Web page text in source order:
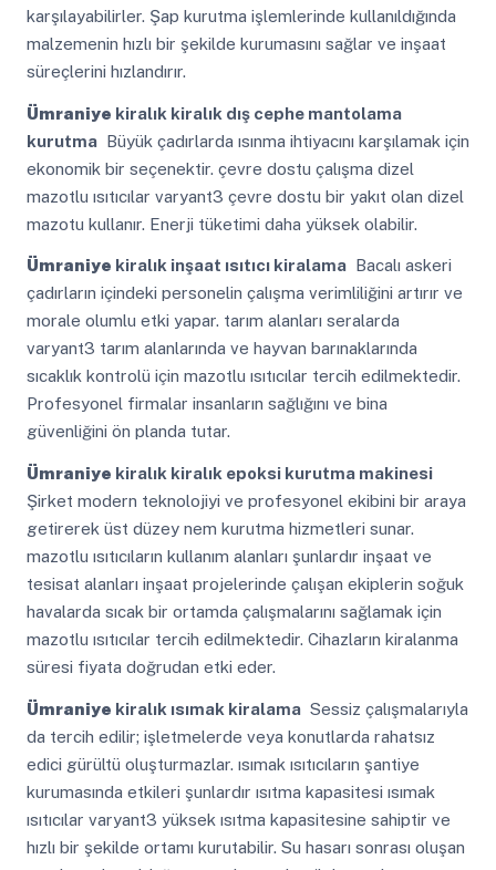
karşılayabilirler. Şap kurutma işlemlerinde kullanıldığında
malzemenin hızlı bir şekilde kurumasını sağlar ve inşaat
süreçlerini hızlandırır.
Ümraniye kiralık kiralık dış cephe mantolama
kurutmaBüyük çadırlarda ısınma ihtiyacını karşılamak için
ekonomik bir seçenektir. çevre dostu çalışma dizel
mazotlu ısıtıcılar varyant3 çevre dostu bir yakıt olan dizel
mazotu kullanır. Enerji tüketimi daha yüksek olabilir.
Ümraniye kiralık inşaat ısıtıcı kiralamaBacalı askeri
çadırların içindeki personelin çalışma verimliliğini artırır ve
morale olumlu etki yapar. tarım alanları seralarda
varyant3 tarım alanlarında ve hayvan barınaklarında
sıcaklık kontrolü için mazotlu ısıtıcılar tercih edilmektedir.
Profesyonel firmalar insanların sağlığını ve bina
güvenliğini ön planda tutar.
Ümraniye kiralık kiralık epoksi kurutma makinesi
Şirket modern teknolojiyi ve profesyonel ekibini bir araya
getirerek üst düzey nem kurutma hizmetleri sunar.
mazotlu ısıtıcıların kullanım alanları şunlardır inşaat ve
tesisat alanları inşaat projelerinde çalışan ekiplerin soğuk
havalarda sıcak bir ortamda çalışmalarını sağlamak için
mazotlu ısıtıcılar tercih edilmektedir. Cihazların kiralanma
süresi fiyata doğrudan etki eder.
Ümraniye kiralık ısımak kiralamaSessiz çalışmalarıyla
da tercih edilir; işletmelerde veya konutlarda rahatsız
edici gürültü oluşturmazlar. ısımak ısıtıcıların şantiye
kurumasında etkileri şunlardır ısıtma kapasitesi ısımak
ısıtıcılar varyant3 yüksek ısıtma kapasitesine sahiptir ve
hızlı bir şekilde ortamı kurutabilir. Su hasarı sonrası oluşan